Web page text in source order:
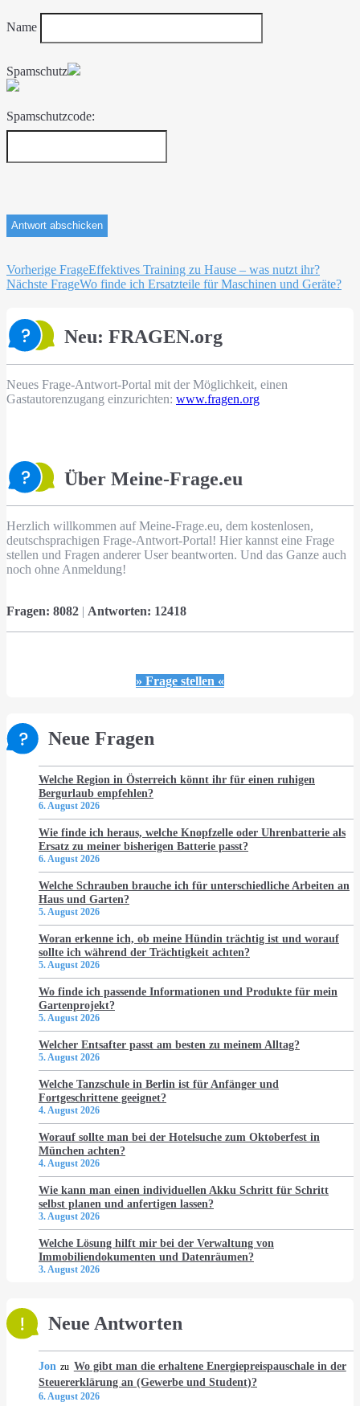
Name
Spamschutz
Spamschutzcode:
Beitragsnavigation
Vorherige FrageEffektives Training zu Hause – was nutzt ihr?
Nächste FrageWo finde ich Ersatzteile für Maschinen und Geräte?
Neu: FRAGEN.org
Neues Frage-Antwort-Portal mit der Möglichkeit, einen
Gastautorenzugang einzurichten: www.fragen.org
Über Meine-Frage.eu
Herzlich willkommen auf Meine-Frage.eu, dem kostenlosen,
deutschsprachigen Frage-Antwort-Portal! Hier kannst eine Frage
stellen und Fragen anderer User beantworten. Und das Ganze auch
noch ohne Anmeldung!
Fragen: 8082 | Antworten: 12418
» Frage stellen «
Neue Fragen
Welche Region in Österreich könnt ihr für einen ruhigen
Bergurlaub empfehlen?
6. August 2026
Wie finde ich heraus, welche Knopfzelle oder Uhrenbatterie als
Ersatz zu meiner bisherigen Batterie passt?
6. August 2026
Welche Schrauben brauche ich für unterschiedliche Arbeiten an
Haus und Garten?
5. August 2026
Woran erkenne ich, ob meine Hündin trächtig ist und worauf
sollte ich während der Trächtigkeit achten?
5. August 2026
Wo finde ich passende Informationen und Produkte für mein
Gartenprojekt?
5. August 2026
Welcher Entsafter passt am besten zu meinem Alltag?
5. August 2026
Welche Tanzschule in Berlin ist für Anfänger und
Fortgeschrittene geeignet?
4. August 2026
Worauf sollte man bei der Hotelsuche zum Oktoberfest in
München achten?
4. August 2026
Wie kann man einen individuellen Akku Schritt für Schritt
selbst planen und anfertigen lassen?
3. August 2026
Welche Lösung hilft mir bei der Verwaltung von
Immobiliendokumenten und Datenräumen?
3. August 2026
Neue Antworten
Jon zu Wo gibt man die erhaltene Energiepreispauschale in der
Steuererklärung an (Gewerbe und Student)?
6. August 2026